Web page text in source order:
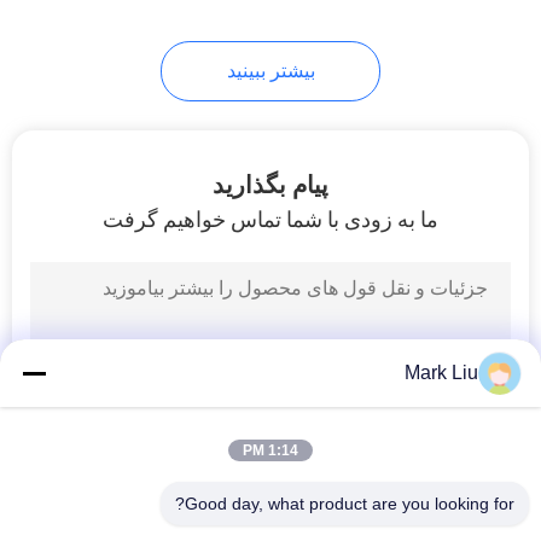
برس های آرایش
برس های رنگی بدن
23
بیشتر ببینید
پیام بگذارید
ما به زودی با شما تماس خواهیم گرفت
Mark Liu
1:14 PM
Good day, what product are you looking for?